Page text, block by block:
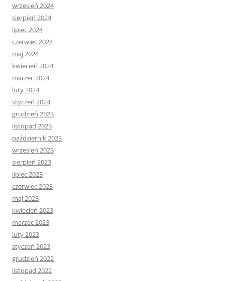
wrzesień 2024
sierpień 2024
lipiec 2024
czerwiec 2024
maj 2024
kwiecień 2024
marzec 2024
luty 2024
styczeń 2024
grudzień 2023
listopad 2023
październik 2023
wrzesień 2023
sierpień 2023
lipiec 2023
czerwiec 2023
maj 2023
kwiecień 2023
marzec 2023
luty 2023
styczeń 2023
grudzień 2022
listopad 2022